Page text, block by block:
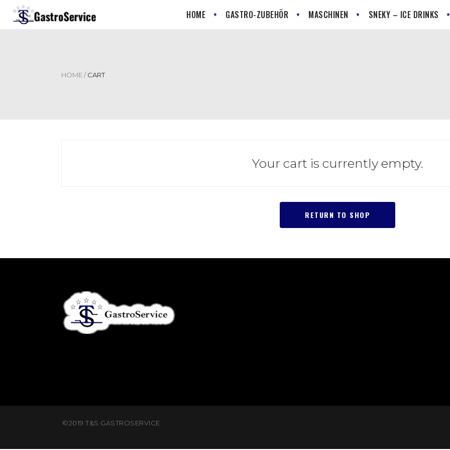
HOME GASTRO-ZUBEHÖR MASCHINEN SNEKY – ICE DRINKS
HOME/ CART
Your cart is currently empty.
RETURN TO SHOP
©2019 T&S GASTROSERVICE